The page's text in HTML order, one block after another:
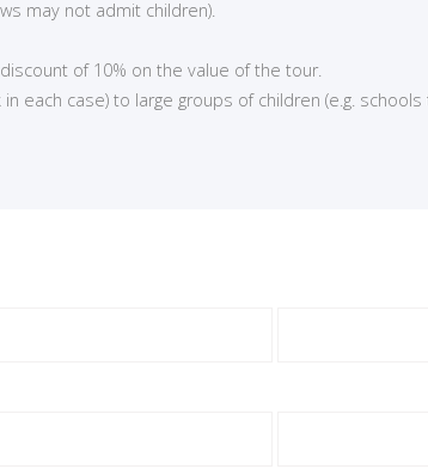
may not admit children).
of 10% on the value of the tour.
each case) to large groups of children (e.g. schools